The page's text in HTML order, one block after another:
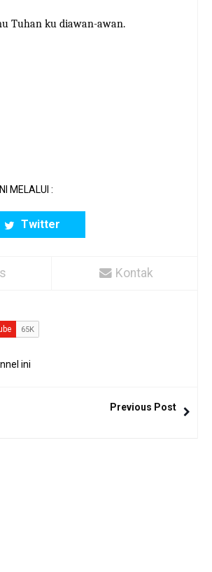
Tuhan ku diawan-awan.
MELALUI :
Twitter
Kontak
ini
Previous Post